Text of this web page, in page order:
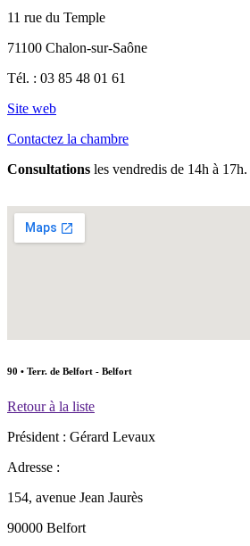
11 rue du Temple
71100 Chalon-sur-Saône
Tél. : 03 85 48 01 61
Site web
Contactez la chambre
Consultations les vendredis de 14h à 17h.
90 • Terr. de Belfort - Belfort
Retour à la liste
Président : Gérard Levaux
Adresse :
154, avenue Jean Jaurès
90000 Belfort